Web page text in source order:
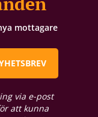
mottagare
via e-post
att kunna